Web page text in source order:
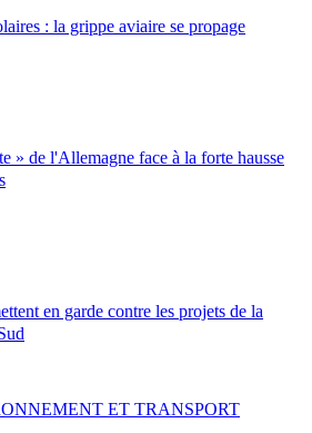
: la grippe aviaire se propage
» de l'Allemagne face à la forte hausse
en garde contre les projets de la
ET TRANSPORT